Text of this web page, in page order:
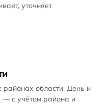
уточняет
области. День и
— с учётом района и